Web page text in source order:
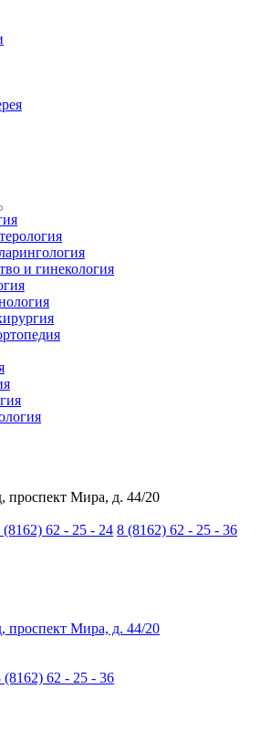
и гинекология
проспект Мира, д. 44/20
(8162) 62 - 25 - 24 8 (8162) 62 - 25 - 36
проспект Мира, д. 44/20
(8162) 62 - 25 - 36